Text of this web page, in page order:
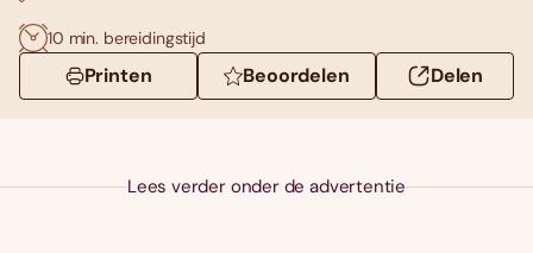
10 min. bereidingstijd
Printen Beoordelen Delen
Lees verder onder de advertentie